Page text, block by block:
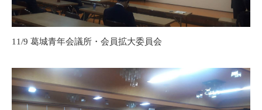
11/9 葛城青年会議所・会員拡大委員会